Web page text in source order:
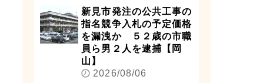
新見市発注の公共工事の
指名競争入札の予定価格
を漏洩か ５２歳の市職
員ら男２人を逮捕【岡
山】
2026/08/06